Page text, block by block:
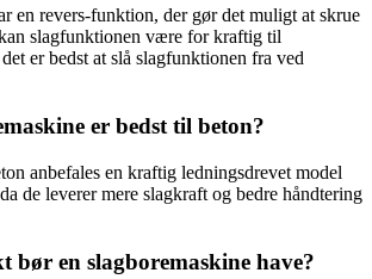
en revers-funktion, der gør det muligt at skrue
slagfunktionen være for kraftig til
er bedst at slå slagfunktionen fra ved
er bedst til beton?
anbefales en kraftig ledningsdrevet model
de leverer mere slagkraft og bedre håndtering
bør en slagboremaskine have?